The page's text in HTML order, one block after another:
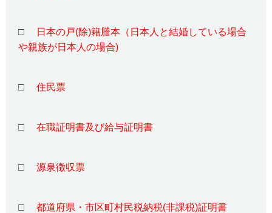
□
日本の戸(除)籍謄本（日本人と結婚している場合
や親族が日本人の場合)
□ 住民票
□ 在職証明書及び給与証明書
□ 源泉徴収票
□ 都道府県・市区町村民税納税(非課税)証明書